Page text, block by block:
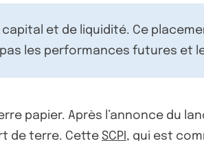
et de liquidité. Ce
les performances futures
papier. Après l’annonce du
de terre. Cette SCPI , qui est